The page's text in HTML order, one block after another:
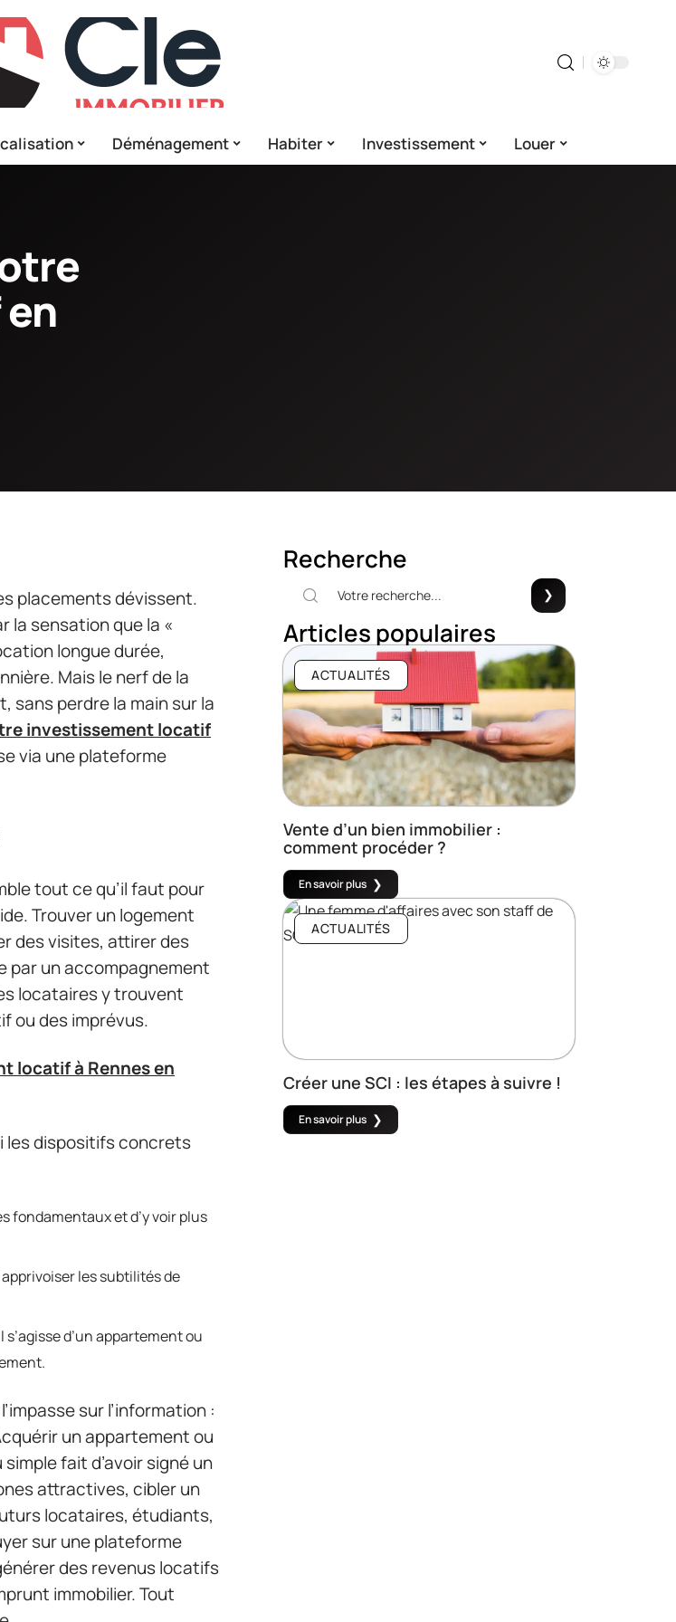
Déménagement Habiter Investissement Louer
placements dévissent.
la sensation que la «
longue durée,
Mais le nerf de la
sans perdre la main sur la
investissement locatif
via une plateforme
tout ce qu’il faut pour
Trouver un logement
des visites, attirer des
par un accompagnement
locataires y trouvent
ou des imprévus.
locatif à Rennes en
les dispositifs concrets
fondamentaux et d’y voir plus
les subtilités de
d’un appartement ou
sur l’information :
un appartement ou
fait d’avoir signé un
attractives, cibler un
locataires, étudiants,
sur une plateforme
des revenus locatifs
immobilier. Tout
Recherche
Articles populaires
ACTUALITÉS
Vente d’un bien immobilier :
comment procéder ?
En savoir plus
ACTUALITÉS
Créer une SCI : les étapes à suivre !
En savoir plus